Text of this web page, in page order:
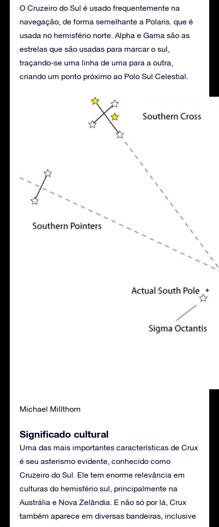
O Cruzeiro do Sul é usado frequentemente na
navegação, de forma semelhante a Polaris. que é
usada no hemisfério norte. Alpha e Gama são as
estrelas que são usadas para marcar o sul,
traçando-se uma linha de uma para a outra,
criando um ponto próximo ao Polo Sul Celestial.
Michael Millthorn
Significado cultural
Uma das mais importantes características de Crux
é seu asterismo evidente, conhecido como
Cruzeiro do Sul. Ele tem enorme relevância em
culturas do hemisfério sul, principalmente na
Austrália e Nova Zelândia. E não só por lá, Crux
também aparece em diversas bandeiras, inclusive